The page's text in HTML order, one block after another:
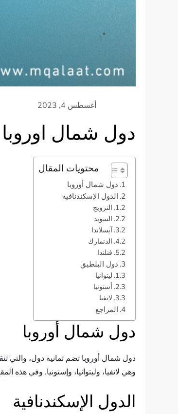
دول شمال اوروبا
محتويات المقال
دول شمال أوروبا
الدول الإسكندنافية
النرويج
السويد
آيسلاندا
الدنمارك
فنلندا
دول البلطيق
ليتوانيا
أستونيا
لاتفيا
المراجع
دول شمال أوروبا
دول شمال أوروبا تضم ثمانية دول، والتي
وهي لاتفيا، وليتوانيا، وإستونيا. وفي
الدول الإسكندنافية